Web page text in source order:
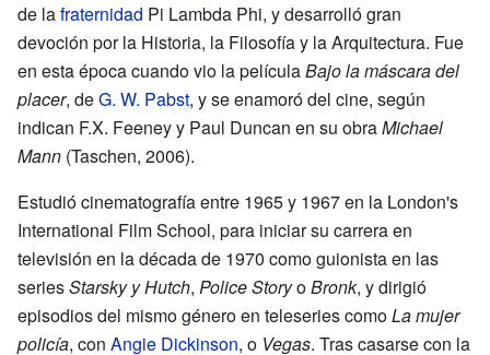
de lafraternidad Pi Lambda Phi, y desarrolló gran
devoción por la Historia, la Filosofía y la Arquitectura. Fue
en esta época cuando vio la películaBajo la máscara del
placer, deG. W. Pabst, y se enamoró del cine, según
indican F.X. Feeney y Paul Duncan en su obraMichael
Mann (Taschen, 2006).
Estudió cinematografía entre 1965 y 1967 en la London's
International Film School, para iniciar su carrera en
televisión en la década de 1970 como guionista en las
seriesStarsky y Hutch, Police StoryoBronk, y dirigió
episodios del mismo género en teleseries comoLa mujer
policía, con Angie Dickinson, o Vegas. Tras casarse con la